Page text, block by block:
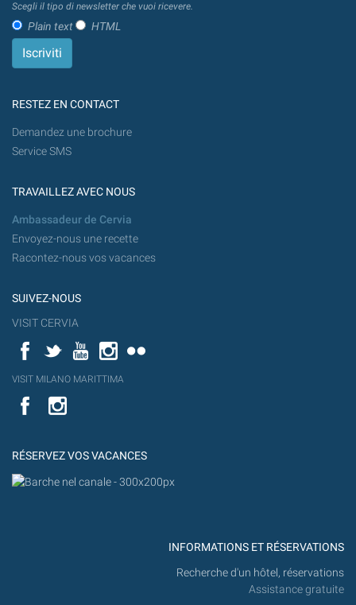
Scegli il tipo di newsletter che vuoi ricevere.
Plain text HTML
RESTEZ EN CONTACT
Demandez une brochure
Service SMS
TRAVAILLEZ AVEC NOUS
Ambassadeur de Cervia
Envoyez-nous une recette
Racontez-nous vos vacances
SUIVEZ-NOUS
VISIT CERVIA
FacebookTwitterYouTubeInstagram
YouT
VISIT MILANO MARITTIMA
Flick
VISIT
MILANO
YouTube
RÉSERVEZ VOS VACANCES
INFORMATIONS ET RÉSERVATIONS
Recherche d'un hôtel, réservations
Assistance gratuite